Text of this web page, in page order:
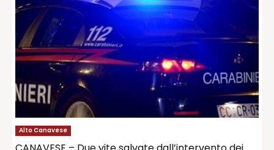
Alto Canavese